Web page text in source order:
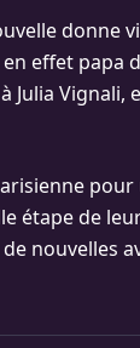
donne
effet papa
Julia Vignali,
étape de
nouvelles